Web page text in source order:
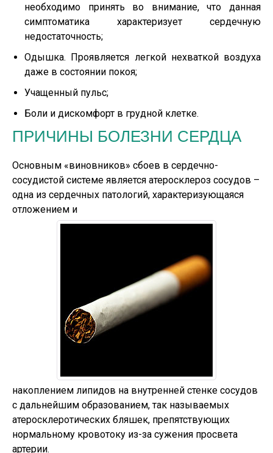
необходимо принять во внимание, что данная
симптоматика характеризует сердечную
недостаточность;
Одышка. Проявляется легкой нехваткой воздуха
даже в состоянии покоя;
Учащенный пульс;
Боли и дискомфорт в грудной клетке.
ПРИЧИНЫ БОЛЕЗНИ СЕРДЦА
Основным «виновников» сбоев в сердечно-
сосудистой системе является атеросклероз сосудов –
одна из сердечных патологий, характеризующаяся
отложением и
накоплением липидов на внутренней стенке сосудов
с дальнейшим образованием, так называемых
атеросклеротических бляшек, препятствующих
нормальному кровотоку из-за сужения просвета
артерии.